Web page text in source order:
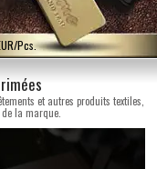
Pcs.
et autres produits textiles,
la marque.